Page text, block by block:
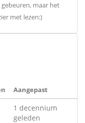
maar het
met lezen:)
Aangepast
1 decennium
geleden